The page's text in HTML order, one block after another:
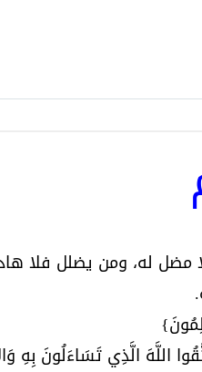
مضل له، ومن يضلل فلا
اللَّهَ الَّذِي تَسَاءَلُونَ بِهِ